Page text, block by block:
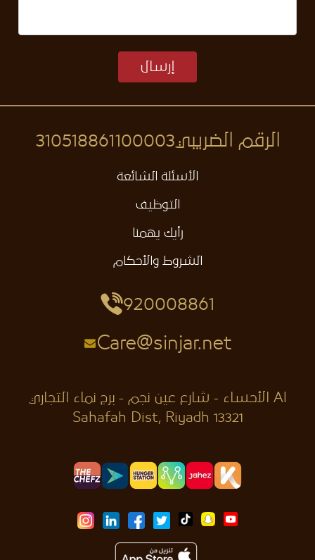
إرسال
310518861100003 الرقم الضريبي
الأسئلة الشائعة
التوظيف
رأيك يهمنا
الشروط والأحكام
920008861
Care@sinjar.net
الأحساء - شارع عين نجم - برج نماء التجاري Al
Sahafah Dist, Riyadh 13321